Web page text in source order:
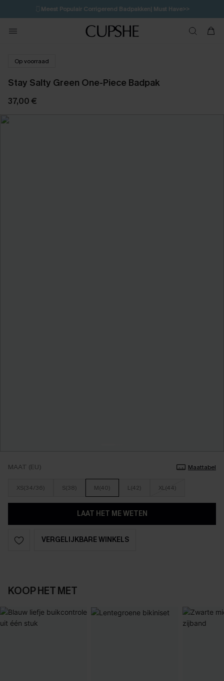
🩱Meest Populair Corrigerend Badpakken| Must Have>>
💌Abonneer je & ontvang tot 15% korting>>
Koop 3, krijg 15% korting | CODE: SW15
Op voorraad
Stay Salty Green One-Piece Badpak
37,00 €
MAAT (EU) Maattabel
XS(34/36) S(38) M(40) L(42) XL(44)
LAAT HET ME WETEN
VERGELIJKBARE WINKELS
KOOP HET MET